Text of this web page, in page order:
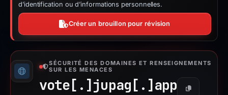
d’identification ou d’informations personnelles.
Créer un brouillon pour révision
SÉCURITÉ DES DOMAINES ET RENSEIGNEMENTS
SUR LES MENACES
vote[.] jupag[.] app Copier